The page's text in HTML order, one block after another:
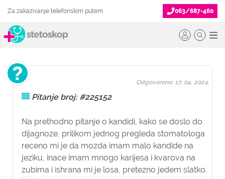
Za zakazivanje telefonskim putem 063/687-460
Pitanje broj: #225152
Na prethodno pitanje o kandidi, kako se doslo do
dijagnoze, prilikom jednog pregleda stomatologa
receno mi je da mozda imam malo kandide na
jeziku, inace imam mnogo karijesa i kvarova na
zubima i ishrana mi je losa, pretezno jedem slatko.
Odgovoreno: 17. 04. 2024.